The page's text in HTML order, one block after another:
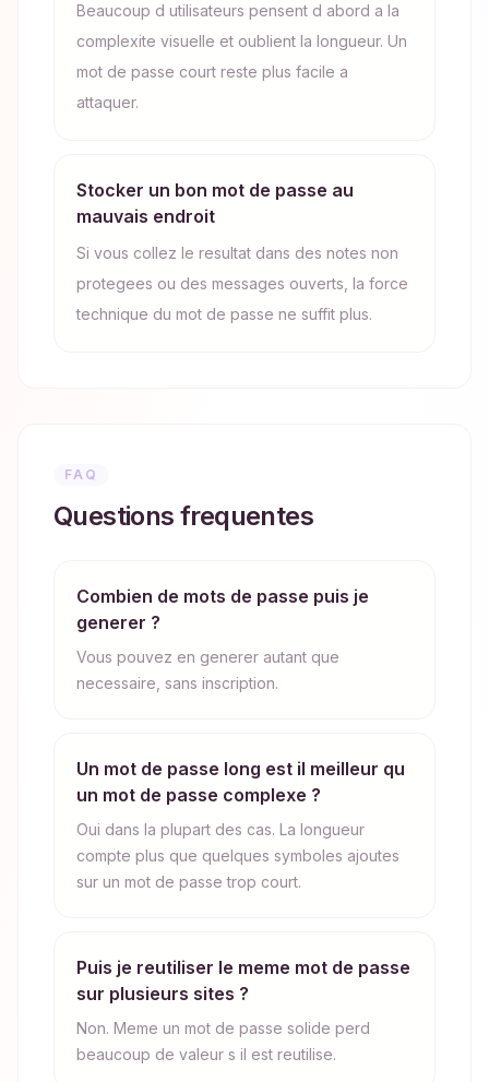
Beaucoup d utilisateurs pensent d abord a la
complexite visuelle et oublient la longueur. Un
mot de passe court reste plus facile a
attaquer.
Stocker un bon mot de passe au
mauvais endroit
Si vous collez le resultat dans des notes non
protegees ou des messages ouverts, la force
technique du mot de passe ne suffit plus.
FAQ
Questions frequentes
Combien de mots de passe puis je
generer ?
Vous pouvez en generer autant que
necessaire, sans inscription.
Un mot de passe long est il meilleur qu
un mot de passe complexe ?
Oui dans la plupart des cas. La longueur
compte plus que quelques symboles ajoutes
sur un mot de passe trop court.
Puis je reutiliser le meme mot de passe
sur plusieurs sites ?
Non. Meme un mot de passe solide perd
beaucoup de valeur s il est reutilise.